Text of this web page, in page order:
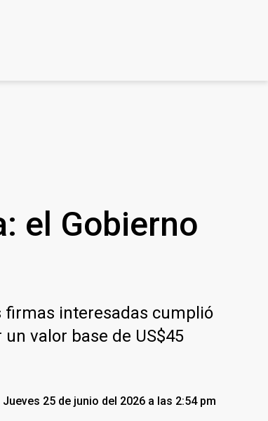
el Gobierno
firmas interesadas cumplió
valor base de US$45
Jueves 25 de junio del 2026 a las 2:54 pm